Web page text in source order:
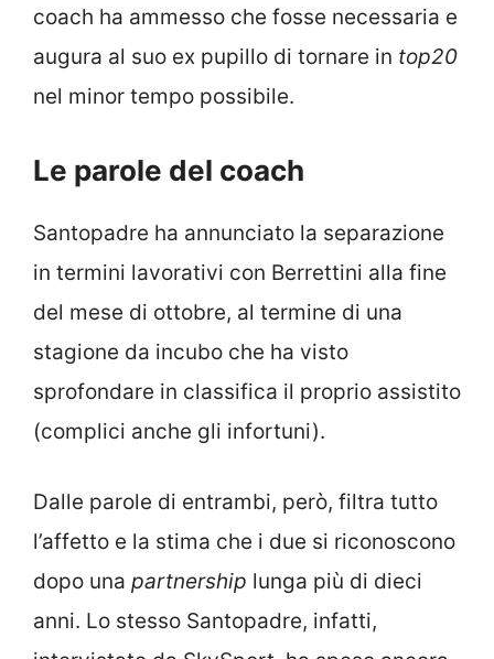
coach ha ammesso che fosse necessaria e
augura al suo ex pupillo di tornare in top20
nel minor tempo possibile.
Le parole del coach
Santopadre ha annunciato la separazione
in termini lavorativi con Berrettini alla fine
del mese di ottobre, al termine di una
stagione da incubo che ha visto
sprofondare in classifica il proprio assistito
(complici anche gli infortuni).
Dalle parole di entrambi, però, filtra tutto
l’affetto e la stima che i due si riconoscono
dopo una partnership lunga più di dieci
anni. Lo stesso Santopadre, infatti,